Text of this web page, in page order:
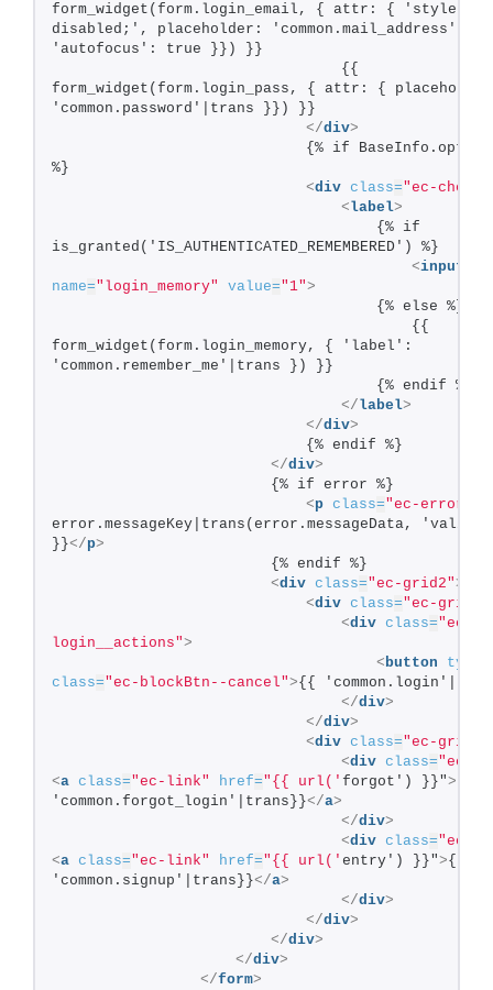
form_widget(form.login_email, { attr: { 'style' :
disabled;', placeholder:
'autofocus': true }}) }}
                                {{
form_widget(form.login_pass, { attr: {
'common.password'|trans }}) }}
</div>
{% if
%}
<div class="ec-
<label>
                                    {% if
is_granted('IS_AUTHENTICATED_REMEMBERED') %}
<input
name="login_memory" value="1">
                                    {% else %}
                                        {{
form_widget(form.login_memory, { 'label':
'common.remember_me'|trans }) }}
                                    {% endif %}
</label>
</div>
                            {% endif %}
</div>
                        {% if error %}
<p class="ec-
error.messageKey|trans(error.messageData,
}}</p>
                        {% endif %}
<div class="ec-grid2">
<div class="ec-
<div class="ec-
login__actions">
<button type
class="ec-blockBtn--cancel">{{
</div>
</div>
<div class="ec-
<div class="ec-
<a class="ec-link" href="{{ url(' forgot') }}">
'common.forgot_login'|trans}}</a>
</div>
<div class="ec-
<a class="ec-link" href="{{ url(' entry') }}">{{
'common.signup'|trans}}</a>
</div>
</div>
</div>
</div>
</form>